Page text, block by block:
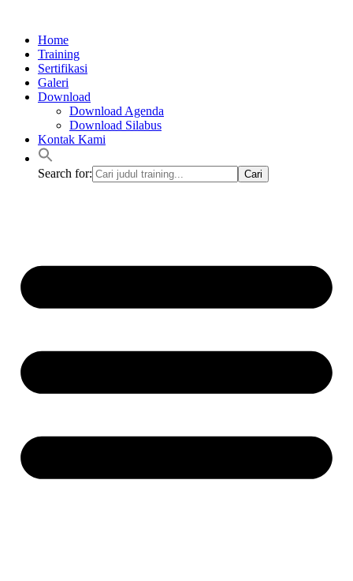
kontenHome
Training
Sertifikasi
Galeri
Download
Download Agenda
Download Silabus
Kontak Kami
Search for: